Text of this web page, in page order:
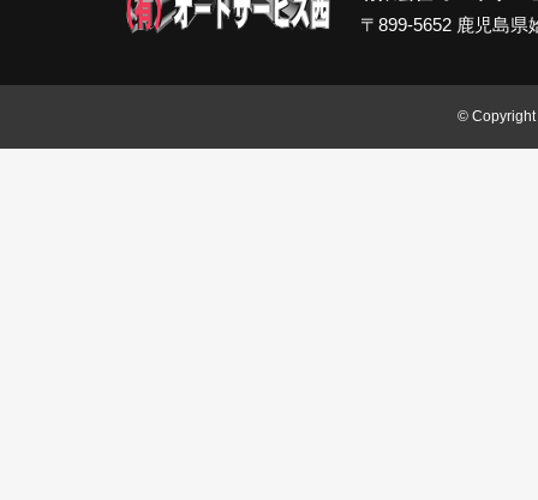
〒899-5652 鹿児島
© Copyright